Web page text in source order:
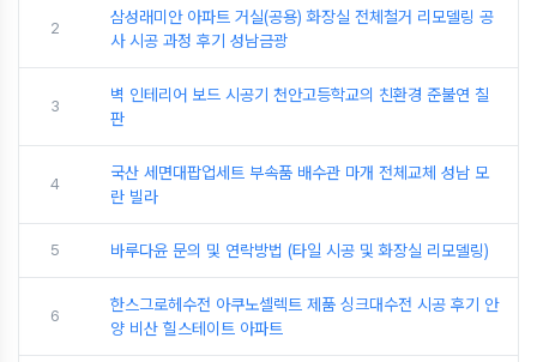
2
삼성래미안 아파트 거실(공용) 화장실 전체철거 리모델링 공
사 시공 과정 후기 성남금광
3
벽 인테리어 보드 시공기 천안고등학교의 친환경 준불연 칠
판
4
국산 세면대팝업세트 부속품 배수관 마개 전체교체 성남 모
란 빌라
5 바루다윤 문의 및 연락방법 (타일 시공 및 화장실 리모델링)
6
한스그로헤수전 아쿠노셀렉트 제품 싱크대수전 시공 후기 안
양 비산 힐스테이트 아파트